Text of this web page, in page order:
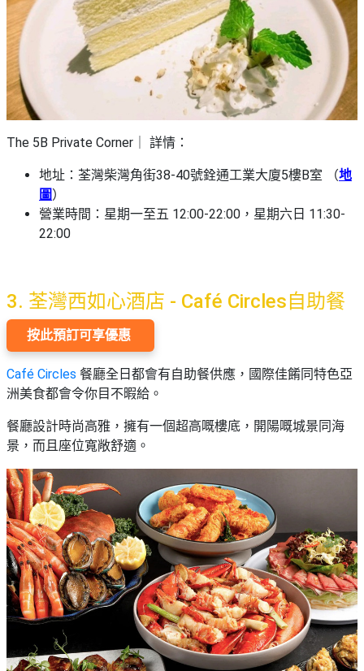
The 5B Private Corner｜ 詳情：
地址：荃灣柴灣角街38-40號銓通工業大廈5樓B室 （地
圖）
營業時間：星期一至五 12:00-22:00，星期六日 11:30-
22:00
3. 荃灣西如心酒店 - Café Circles自助餐
按此預訂可享優惠
Café Circles 餐廳全日都會有自助餐供應，國際佳餚同特色亞
洲美食都會令你目不暇給。
餐廳設計時尚高雅，擁有一個超高嘅樓底，開陽嘅城景同海
景，而且座位寬敞舒適。